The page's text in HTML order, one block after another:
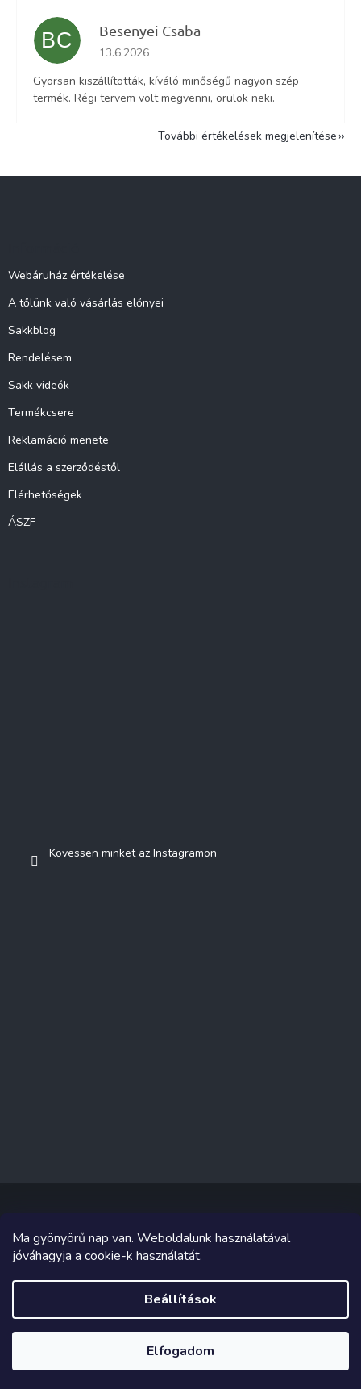
Ma gyönyörű nap van. Weboldalunk használatával
jóváhagyja a cookie-k használatát.
Beállítások
Elfogadom
BC Besenyei Csaba
Az áruház értékelése 5-ből 5 csillag.
13.6.2026
Gyorsan kiszállították, kíváló minőségű nagyon szép
termék. Régi tervem volt megvenni, örülök neki.
További értékelések megjelenítése
Webáruház értékelése
A tőlünk való vásárlás előnyei
Sakkblog
Rendelésem
Sakk videók
Termékcsere
Reklamáció menete
Elállás a szerződéstől
Elérhetőségek
ÁSZF
Kövessen minket az Instagramon
Copyright 2026 Sakküzlet. Minden jog fenntartva.
Grafika és megvalósítás innen Tomáš Hlad&Shoptetak.cz.
Shoptet készítette